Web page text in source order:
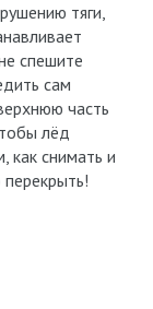
тяги,
спешите
сам
часть
лёд
как снимать и